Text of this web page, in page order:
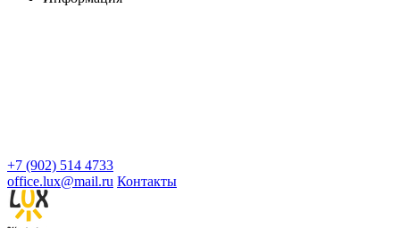
+7 (902) 514 4733
office.lux@mail.ru Контакты